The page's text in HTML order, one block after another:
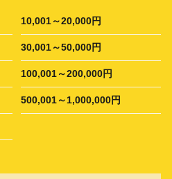
10,001～20,000円
30,001～50,000円
100,001～200,000円
500,001～1,000,000円